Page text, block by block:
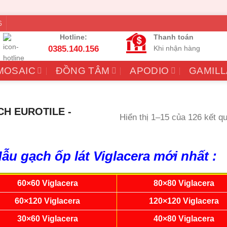
Hotline:
0385.140.156
Thanh toán
Khi nhận hàng
ĐỒNG TÂM APODIO
EUROTILE -
Hiển thị 1–15 của 126 kết
gạch ốp lát Viglacera mới nhất :
60×60 Viglacera 80×80 Viglacera
60×120 Viglacera 120×120 Viglacera
30×60 Viglacera 40×80 Viglacera